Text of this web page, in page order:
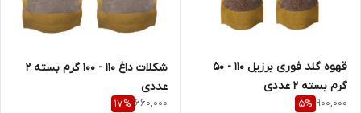
قهوه گلد فوری برزیل 110 - 50
گرم بسته 2 عددی
900,000
5%
شکلات داغ 110 - 100 گرم بسته 2
عددی
660,000
17%